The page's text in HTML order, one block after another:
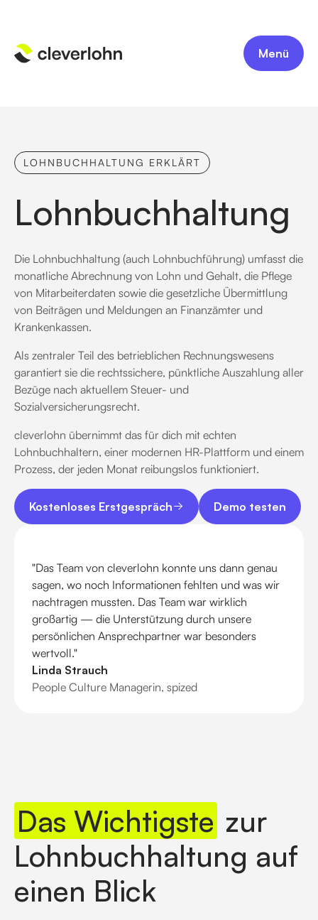
Menü
LOHNBUCHHALTUNG ERKLÄRT
Lohnbuchhaltung
Die Lohnbuchhaltung (auch Lohnbuchführung) umfasst die
monatliche Abrechnung von Lohn und Gehalt, die Pflege
von Mitarbeiterdaten sowie die gesetzliche Übermittlung
von Beiträgen und Meldungen an Finanzämter und
Krankenkassen.
Als zentraler Teil des betrieblichen Rechnungswesens
garantiert sie die rechtssichere, pünktliche Auszahlung aller
Bezüge nach aktuellem Steuer- und
Sozialversicherungsrecht.
cleverlohn übernimmt das für dich mit echten
Lohnbuchhaltern, einer modernen HR-Plattform und einem
Prozess, der jeden Monat reibungslos funktioniert.
Kostenloses Erstgespräch
Kostenloses Erstgespräch
Demo testen
Demo testen
"Das Team von cleverlohn konnte uns dann genau
sagen, wo noch Informationen fehlten und was wir
nachtragen mussten. Das Team war wirklich
großartig — die Unterstützung durch unsere
persönlichen Ansprechpartner war besonders
wertvoll."
Linda Strauch
People Culture Managerin, spized
Das Wichtigste zur
Lohnbuchhaltung auf
einen Blick